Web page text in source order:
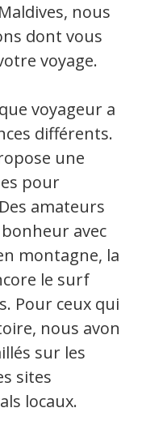
nous
dont vous
voyage.
voyageur a
différents.
une
pour
amateurs
avec
montagne, la
le surf
Pour ceux qui
nous avons
sur les
sites
locaux.